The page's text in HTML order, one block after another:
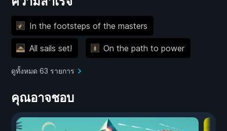
In the footsteps of the masters
All sails set! On the path to power
ดูทั้งหมด 63 รายการ
คุณอาจชอบ